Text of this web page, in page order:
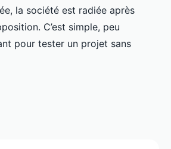
la société est radiée après
C’est simple, peu
pour tester un projet sans